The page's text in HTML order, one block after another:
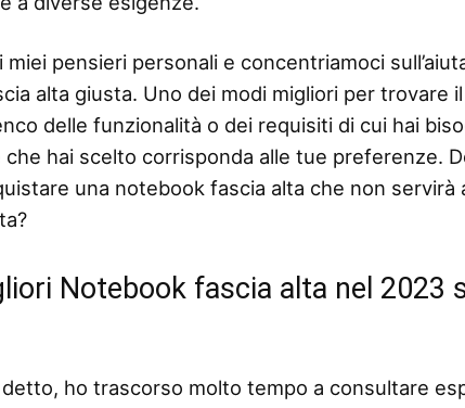
miei pensieri personali e concentriamoci
alta giusta. Uno dei modi migliori per trovare
delle funzionalità o dei requisiti di cui hai
che hai scelto corrisponda alle tue preferenze.
una notebook fascia alta che non servirà
Notebook fascia alta nel 2023
detto, ho trascorso molto tempo a consultare